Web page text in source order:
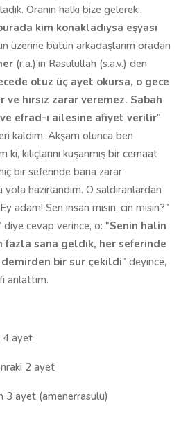
Oranın halkı bize gelerek:
kim konakladıysa eşyası
üzerine bütün arkadaşlarım oradan
(r.a.)'ın Rasulullah (s.a.v.) den
otuz üç ayet okursa, o gece
hırsız zarar veremez. Sabah
efrad-ı ailesine afiyet verilir"
kaldım. Akşam olunca ben
kılıçlarını kuşanmış bir cemaat
bir seferinde bana zarar
hazırlandım. O saldıranlardan
adam! Sen insan mısın, cin misin?"
diye cevap verince, o: "Senin halin
fazla sana geldik, her seferinde
bir sur çekildi" deyince,
anlattım.
4 ayet
2 ayet
3 ayet (amenerrasulu)